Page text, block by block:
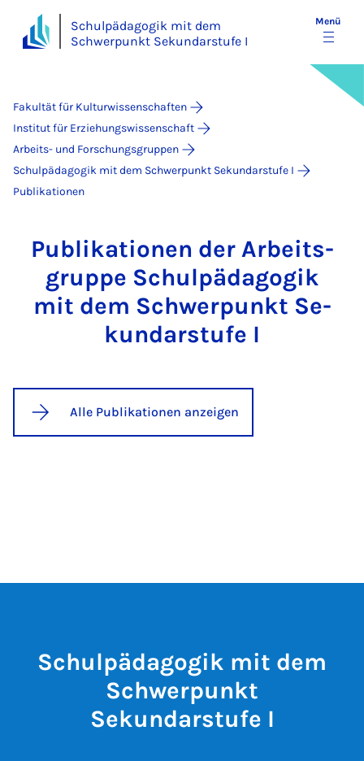
Schulpädagogik mit dem
Schwerpunkt Sekundarstufe I
Menü
Fakultät für Kulturwissenschaften
Institut für Erziehungswissenschaft
Arbeits- und Forschungsgruppen
Schulpädagogik mit dem Schwerpunkt Sekundarstufe I
Publikationen
Pu­bli­ka­ti­o­nen der Ar­beits­
grup­pe Schul­päd­ago­gik
mit dem Schwer­punkt Se­
kun­dar­stu­fe I
Alle Publikationen anzeigen
Schulpädagogik mit dem
Schwerpunkt
Sekundarstufe I